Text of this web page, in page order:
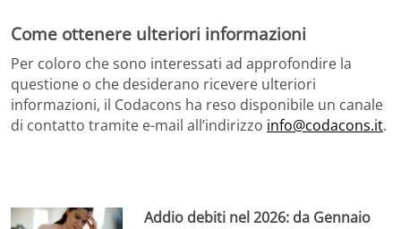
Come ottenere ulteriori informazioni
Per coloro che sono interessati ad approfondire la
questione o che desiderano ricevere ulteriori
informazioni, il Codacons ha reso disponibile un canale
di contatto tramite e-mail all’indirizzo info@codacons.it.
Addio debiti nel 2026: da Gennaio